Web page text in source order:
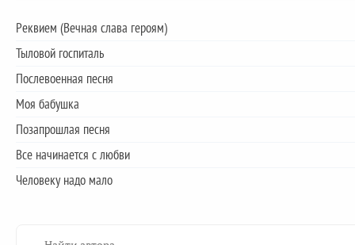
Реквием (Вечная слава героям)
Тыловой госпиталь
Послевоенная песня
Моя бабушка
Позапрошлая песня
Все начинается с любви
Человеку надо мало